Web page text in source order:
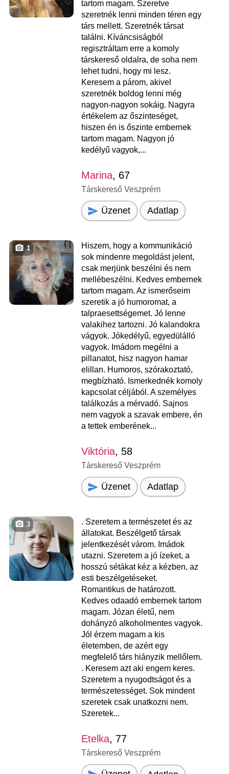
tartom magam. Szeretve
szeretnék lenni minden téren egy
társ mellett. Szeretnék társat
találni. Kíváncsiságból
regisztráltam erre a komoly
társkereső oldalra, de soha nem
lehet tudni, hogy mi lesz.
Keresem a párom, akivel
szeretnék boldog lenni még
nagyon-nagyon sokáig. Nagyra
értékelem az őszinteséget,
hiszen én is őszinte embernek
tartom magam. Nagyon jó
kedélyű vagyok,...
Marina, 67
Társkereső Veszprém
Üzenet Adatlap
1
Hiszem, hogy a kommunikáció
sok mindenre megoldást jelent,
csak merjünk beszélni és nem
mellébeszélni. Kedves embernek
tartom magam. Az ismerőseim
szeretik a jó humoromat, a
talpraesettségemet. Jó lenne
valakihez tartozni. Jó kalandokra
vágyok. Jókedélyű, egyedülálló
vagyok. Imádom megélni a
pillanatot, hisz nagyon hamar
elillan. Humoros, szórakoztató,
megbízható. Ismerkednék komoly
kapcsolat céljából. A személyes
találkozás a mérvadó. Sajnos
nem vagyok a szavak embere, én
a tettek emberének...
Viktória, 58
Társkereső Veszprém
Üzenet Adatlap
3
. Szeretem a természetet és az
állatokat. Beszélgető társak
jelentkezését várom. Imádok
utazni. Szeretem a jó ízeket, a
hosszú sétákat kéz a kézben, az
esti beszélgetéseket.
Romantikus de határozott.
Kedves odaadó embernek tartom
magam. Józan életű, nem
dohányzó alkoholmentes vagyok.
Jól érzem magam a kis
életemben, de azért egy
megfelelő társ hiányzik mellőlem.
. Keresem azt aki engem keres.
Szeretem a nyugodtságot és a
természetességet. Sok mindent
szeretek csak unatkozni nem.
Szeretek...
Etelka, 77
Társkereső Veszprém